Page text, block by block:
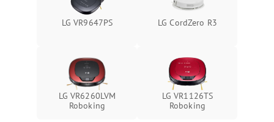
LG VR9647PS LG CordZero R3
LG VR6260LVM
Roboking
LG VR1126TS
Roboking